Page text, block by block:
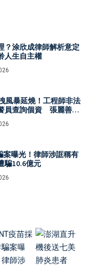
？涂欣成律師解析意定
人生自主權
風暴延燒！工程師非法
員查詢個資 張麗善赴
國安與資安關注
案曝光！律師涉誆稱有
10.6億元